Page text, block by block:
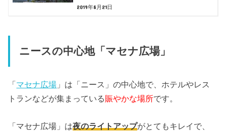
2019年8月21日
ニースの中心地「マセナ広場」
「マセナ広場 」は「ニース」の中心地で、ホテルやレス
トランなどが集まっている賑やかな場所です。
「マセナ広場」は夜のライトアップがとてもキレイで、